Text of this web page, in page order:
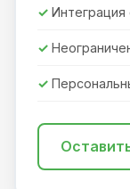
Интеграция